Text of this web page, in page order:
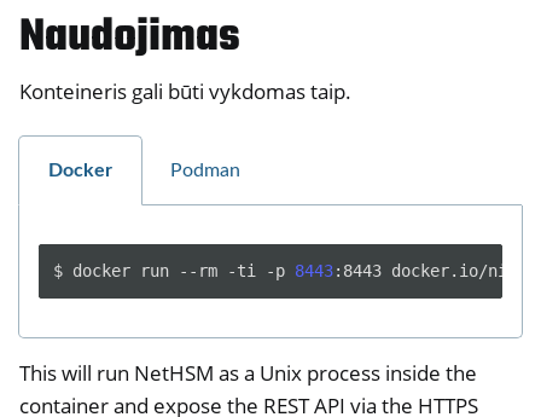
Naudojimas
Konteineris gali būti vykdomas taip.
Docker Podman
$ docker run --rm -ti -p 8443:8443
This will run NetHSM as a Unix process inside the
container and expose the REST API via the HTTPS